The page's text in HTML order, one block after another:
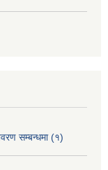
सम्बन्धमा (१)